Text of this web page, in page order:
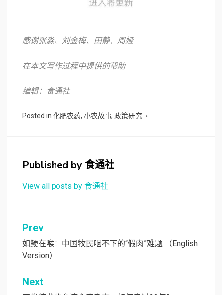
感谢张淼、刘金梅、田静、周娅
在本文写作过程中提供的帮助
编辑：食通社
Posted in 化肥农药, 小农故事, 政策研究
Published by食通社
View all posts by 食通社
文
章
导
航
Prev
如鲠在喉：中国牧民咽不下的“假肉”难题 （English
Version）
Next